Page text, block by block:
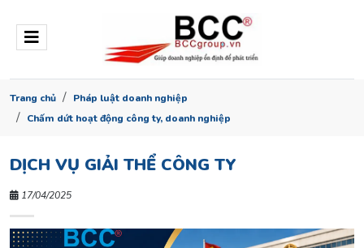
Trang chủ
Pháp luật doanh nghiệp
Chấm dứt hoạt động công ty, doanh nghiệp
DỊCH VỤ GIẢI THỂ CÔNG TY
17/04/2025